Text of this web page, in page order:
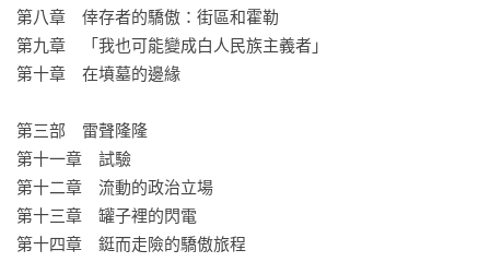
【來自派克維爾的真實聲音】
▲2016和2020年都投給川普的退休鐵路工人：彼得（化名）
好吧，川普是我的人，支持煤炭、反對墮胎、支持擁槍、反對
端，起初我想：「算了，他是我的人。」然後一月六日的事件
就發生了！我心想：「到此為止，我放棄了。」但我討厭看到
民主黨人聯合起來攻擊他。每次他們這麼做，我就回到他身
邊。
第八章　倖存者的驕傲：街區和霍勒
第九章　「我也可能變成白人民族主義者」
第十章　在墳墓的邊緣
第三部　雷聲隆隆
第十一章　試驗
第十二章　流動的政治立場
第十三章　罐子裡的閃電
第十四章　鋌而走險的驕傲旅程